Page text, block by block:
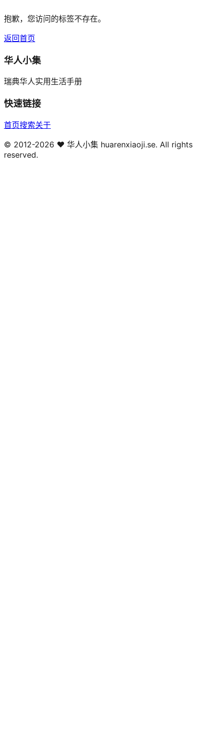
抱歉，您访问的标签不存在。
返回首页
华人小集
瑞典华人实用生活手册
快速链接
首页搜索关于
© 2012-2026 ❤️ 华人小集 huarenxiaoji.se. All rights
reserved.